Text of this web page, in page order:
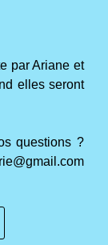
par Ariane et
elles seront
questions ?